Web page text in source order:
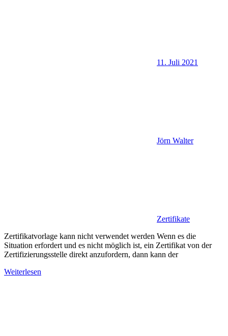
11. Juli 2021
Jörn Walter
Zertifikate
Zertifikatvorlage kann nicht verwendet werden Wenn es die
Situation erfordert und es nicht möglich ist, ein Zertifikat von der
Zertifizierungsstelle direkt anzufordern, dann kann der
Weiterlesen